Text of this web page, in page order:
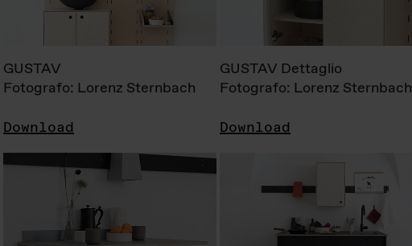
GUSTAV
Fotografo: Lorenz Sternbach
Download
GUSTAV Dettaglio
Fotografo: Lorenz Sternbach
Download